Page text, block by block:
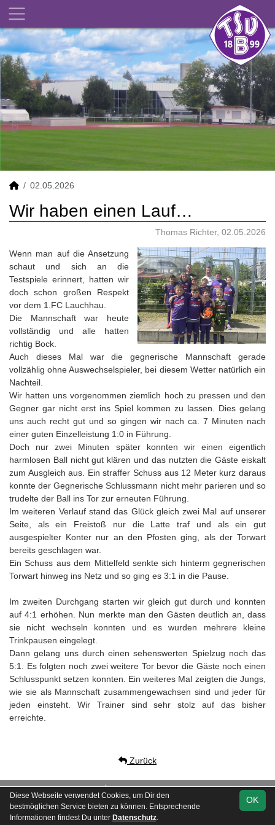
02.05.2026
Wir haben einen Lauf…
Thomas Richter, 02.05.2026
Wenn man auf die Ansetzung
schaut und sich an die
Testspiele erinnert, hatten wir
doch schon großen Respekt
vor dem 1.FC Lauchhau.
Die Mannschaft war heute
vollständig und alle hatten
richtig Bock.
Auch dieses Mal war die gegnerische Mannschaft gerade
vollzählig ohne Auswechselspieler, bei diesem Wetter natürlich ein
Nachteil.
Wir hatten uns vorgenommen ziemlich hoch zu pressen und den
Gegner gar nicht erst ins Spiel kommen zu lassen. Dies gelang
uns auch recht gut und so gingen wir nach ca. 7 Minuten nach
einer guten Einzelleistung 1:0 in Führung.
Doch nur zwei Minuten später konnten wir einen eigentlich
harmlosen Ball nicht gut klären und das nutzten die Gäste eiskalt
zum Ausgleich aus. Ein straffer Schuss aus 12 Meter kurz daraus
konnte der Gegnerische Schlussmann nicht mehr parieren und so
trudelte der Ball ins Tor zur erneuten Führung.
Im weiteren Verlauf stand das Glück gleich zwei Mal auf unserer
Seite, als ein Freistoß nur die Latte traf und als ein gut
ausgespielter Konter nur an den Pfosten ging, als der Torwart
bereits geschlagen war.
Ein Schuss aus dem Mittelfeld senkte sich hinterm gegnerischen
Torwart hinweg ins Netz und so ging es 3:1 in die Pause.
Im zweiten Durchgang starten wir gleich gut durch und konnten
auf 4:1 erhöhen. Nun merkte man den Gästen deutlich an, dass
sie nicht wechseln konnten und es wurden mehrere kleine
Trinkpausen eingelegt.
Dann gelang uns durch einen sehenswerten Spielzug noch das
5:1. Es folgten noch zwei weitere Tor bevor die Gäste noch einen
Schlusspunkt setzen konnten. Ein weiteres Mal zeigten die Jungs,
wie sie als Mannschaft zusammengewachsen sind und jeder für
jeden einsteht. Wir Trainer sind sehr stolz auf das bisher
erreichte.
Zurück
soccero.de
Besucherstatistik Kontakt Impressum
OK
Diese Webseite verwendet Cookies, um Dir den
bestmöglichen Service bieten zu können. Entsprechende
Informationen findest Du unter Datenschutz.